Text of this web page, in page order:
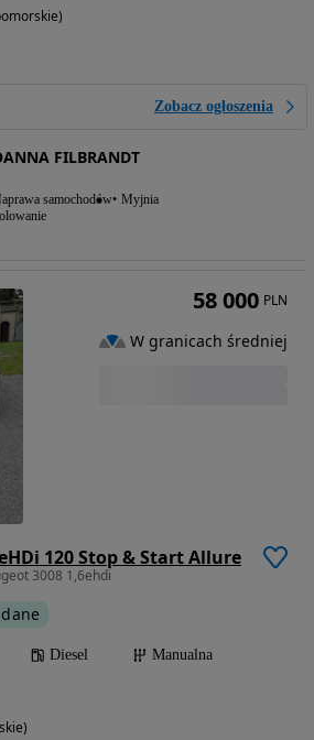
Zobacz ogłoszenia
FILBRANDT
samochodów Myjnia
120 Stop & Start Allure
3008 1,6ehdi
Diesel
Manualna
58 000 PLN
W granicach średniej